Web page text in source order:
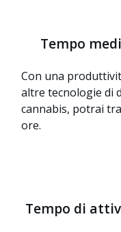
Tempo
Con una
altre tecnologie di
cannabis, potrai
ore.
Tempo di